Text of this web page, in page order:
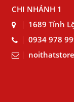
CHI NHÁNH 1
1689 Tỉnh
0934 978